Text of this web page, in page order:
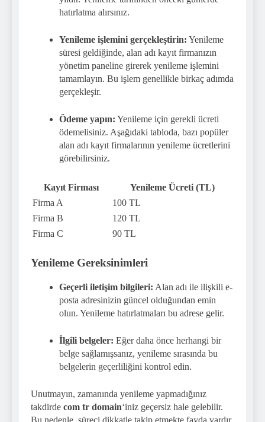
hatırlatma alırsınız.
Yenileme işlemini gerçekleştirin: Yenileme
süresi geldiğinde, alan adı kayıt firmanızın
yönetim paneline girerek yenileme işlemini
tamamlayın. Bu işlem genellikle birkaç adımda
gerçekleşir.
Ödeme yapın: Yenileme için gerekli ücreti
ödemelisiniz. Aşağıdaki tabloda, bazı popüler
alan adı kayıt firmalarının yenileme ücretlerini
görebilirsiniz.
Kayıt Firması
Yenileme Ücreti (TL)
Firma A
100 TL
Firma B
120 TL
Firma C
90 TL
Yenileme Gereksinimleri
Geçerli iletişim bilgileri: Alan adı ile ilişkili e-
posta adresinizin güncel olduğundan emin
olun. Yenileme hatırlatmaları bu adrese gelir.
İlgili belgeler: Eğer daha önce herhangi bir
belge sağlamışsanız, yenileme sırasında bu
belgelerin geçerliliğini kontrol edin.
Unutmayın, zamanında yenileme yapmadığınız
takdirde com tr domain‘iniz geçersiz hale gelebilir.
Bu nedenle, süreci dikkatle takip etmekte fayda vardır.